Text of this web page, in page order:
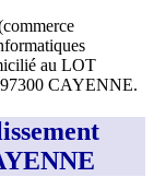
au LOT
CAYENNE.